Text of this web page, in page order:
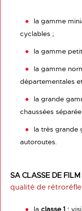
la gamme
cyclables ;
la gamme
la gamme
départementales
la grande
chaussées
la très grande
autoroutes.
SA CLASSE DE
qualité de
la classe 1 :